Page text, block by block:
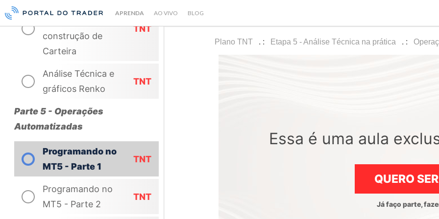
APRENDA AO VIVO BLOG
construção de
Carteira
TNT
Análise Técnica e
gráficos Renko
TNT
Parte 5 - Operações
Automatizadas
Programando no
MT5 - Parte 1
TNT
Programando no
MT5 - Parte 2
TNT
Plano TNT Etapa 5 - Análise Técnica na prática
Essa é uma aula
Já faço parte,